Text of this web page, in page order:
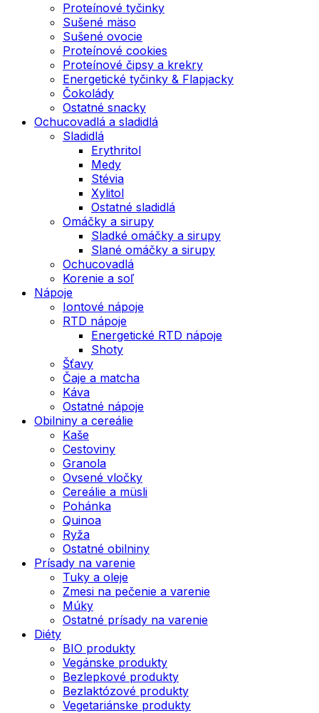
Proteínové tyčinky
Sušené mäso
Sušené ovocie
Proteínové cookies
Proteínové čipsy a krekry
Energetické tyčinky & Flapjacky
Čokolády
Ostatné snacky
Ochucovadlá a sladidlá
Sladidlá
Erythritol
Medy
Stévia
Xylitol
Ostatné sladidlá
Omáčky a sirupy
Sladké omáčky a sirupy
Slané omáčky a sirupy
Ochucovadlá
Korenie a soľ
Nápoje
Iontové nápoje
RTD nápoje
Energetické RTD nápoje
Shoty
Šťavy
Čaje a matcha
Káva
Ostatné nápoje
Obilniny a cereálie
Kaše
Cestoviny
Granola
Ovsené vločky
Cereálie a müsli
Pohánka
Quinoa
Ryža
Ostatné obilniny
Prísady na varenie
Tuky a oleje
Zmesi na pečenie a varenie
Múky
Ostatné prísady na varenie
Diéty
BIO produkty
Vegánske produkty
Bezlepkové produkty
Bezlaktózové produkty
Vegetariánske produkty